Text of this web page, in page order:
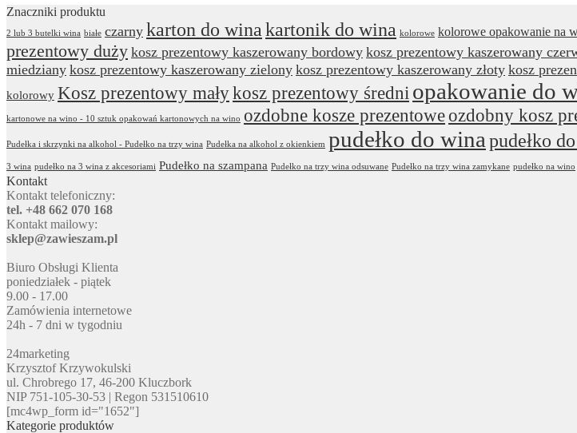
Znaczniki produktu
2 lub 3 butelki wina białe czarny karton do wina kartonik do wina kolorowe kolorowe opakowanie na
prezentowy duży kosz prezentowy kaszerowany bordowy kosz prezentowy kaszerowany
miedziany kosz prezentowy kaszerowany zielony kosz prezentowy kaszerowany złoty kosz
kolorowy Kosz prezentowy małykosz prezentowy średni opakowanie do
kartonowe na wino - 10 sztuk opakowań kartonowych na wino ozdobne kosze prezentoweozdobny kosz
Pudełka i skrzynki na alkohol - Pudełko na trzy wina Pudełka na alkohol z okienkiem pudełko do wina pudełko
3 wina pudełko na 3 wina z akcesoriami Pudełko na szampana Pudełko na trzy wina odsuwane Pudełko na trzy wina zamykane pudełko na wino
Kontakt
Kontakt telefoniczny:
tel. +48 662 070 168
Kontakt mailowy:
sklep@zawieszam.pl
Biuro Obsługi Klienta
poniedziałek - piątek
9.00 - 17.00
Zamówienia internetowe
24h - 7 dni w tygodniu
24marketing
Krzysztof Krzywokulski
ul. Chrobrego 17, 46-200 Kluczbork
NIP 751-105-30-53 | Regon 531510610
[mc4wp_form id="1652"]
Kategorie produktów